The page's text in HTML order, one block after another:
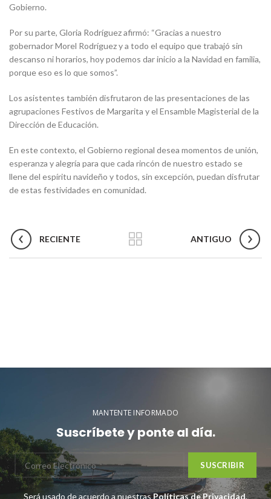
Gobierno.
Por su parte, Gloria Rodríguez afirmó: “Gracias a nuestro
gobernador Morel Rodríguez y a todo el equipo que trabajó sin
descanso ni horarios, hoy podemos dar inicio a la Navidad en familia,
porque eso es lo que somos”.
Los asistentes también disfrutaron de las presentaciones de las
agrupaciones Festivos de Margarita y el Ensamble Magisterial de la
Dirección de Educación.
En este contexto, el Gobierno regional desea momentos de unión,
esperanza y alegría para que cada rincón de nuestro estado se
llene del espíritu navideño y todos, sin excepción, puedan disfrutar
de estas festividades en comunidad.
RECIENTE ANTIGUO
MANTENTE INFORMADO
Suscríbete y ponte al día.
Será usado de acuerdo a nuestrasPolíticas de Privacidad.